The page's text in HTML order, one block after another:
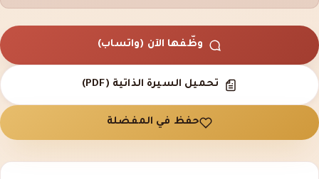
وظّفها الآن (واتساب)
تحميل السيرة الذاتية (PDF)
حفظ في المفضلة